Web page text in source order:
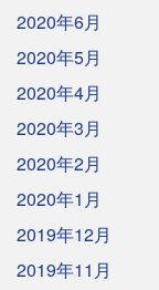
2020年6月
2020年5月
2020年4月
2020年3月
2020年2月
2020年1月
2019年12月
2019年11月